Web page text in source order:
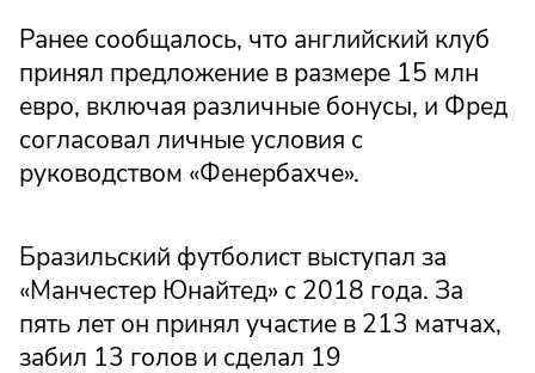
Ранее сообщалось, что английский клуб
принял предложение в размере 15 млн
евро, включая различные бонусы, и Фред
согласовал личные условия с
руководством «Фенербахче».
Бразильский футболист выступал за
«Манчестер Юнайтед» с 2018 года. За
пять лет он принял участие в 213 матчах,
забил 13 голов и сделал 19